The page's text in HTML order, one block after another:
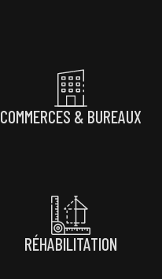
COMMERCES & BUREAUX
RÉHABILITATION